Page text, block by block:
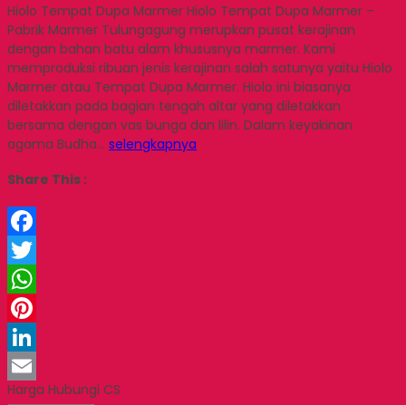
Hiolo Tempat Dupa Marmer Hiolo Tempat Dupa Marmer –
Pabrik Marmer Tulungagung merupkan pusat kerajinan
dengan bahan batu alam khususnya marmer. Kami
memproduksi ribuan jenis kerajinan salah satunya yaitu Hiolo
Marmer atau Tempat Dupa Marmer. Hiolo ini biasanya
diletakkan pada bagian tengah altar yang diletakkan
bersama dengan vas bunga dan lilin. Dalam keyakinan
agama Budha… selengkapnya
Share This :
Facebook
Twitter
WhatsApp
Pinterest
LinkedIn
Email
Harga Hubungi CS